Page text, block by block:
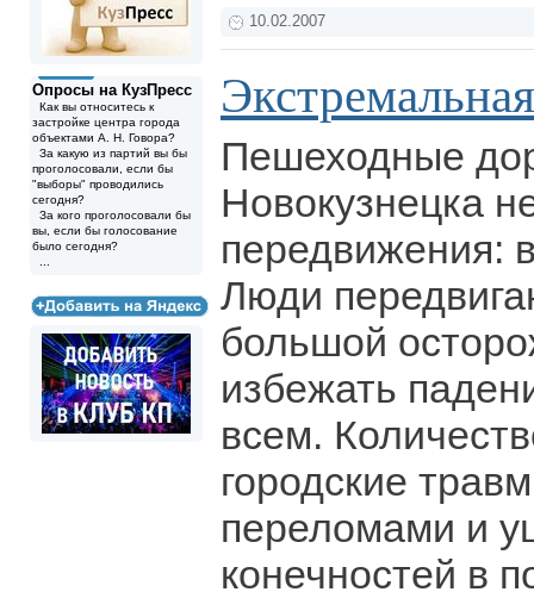
Опросы на КузПресс
Как вы относитесь к
застройке центра города
объектами А. Н. Говора?
За какую из партий вы бы
проголосовали, если бы
"выборы" проводились
сегодня?
За кого проголосовали бы
вы, если бы голосование
было сегодня?
10.02.2007
Пешеходные
Новокузнецка
передвижения:
Люди
большой
избежать
всем.
городские
переломами и
конечностей в